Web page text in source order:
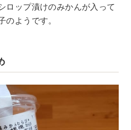
ロップ漬けのみかんが入って
ようです。